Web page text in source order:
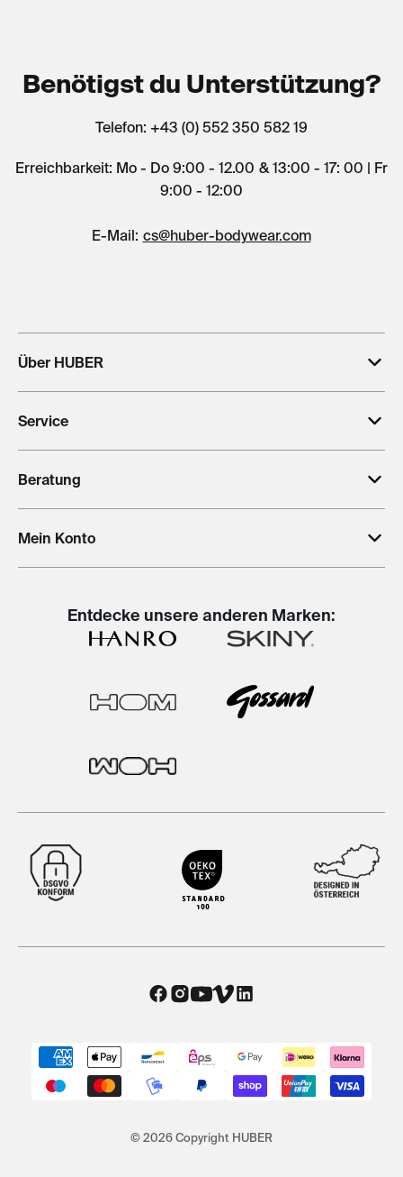
Benötigst du Unterstützung?
Telefon: +43 (0) 552 350 582 19
Erreichbarkeit: Mo - Do 9:00 - 12.00 & 13:00 - 17: 00 | Fr
9:00 - 12:00
E-Mail: cs@huber-bodywear.com
Über HUBER
Service
Beratung
Mein Konto
Entdecke unsere anderen Marken:
© 2026 Copyright HUBER